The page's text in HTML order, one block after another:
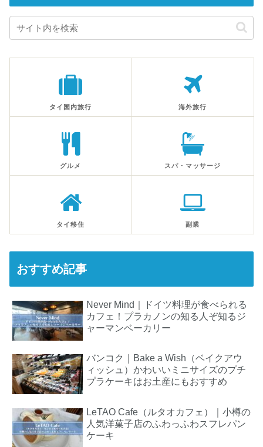
タイ国内旅行 海外旅行
グルメ スパ・マッサージ
タイ移住 副業
おすすめ記事
Never Mind｜ドイツ料理が食べられる
カフェ！プラカノンの知る人ぞ知るジ
ャーマンベーカリー
バンコク｜Bake a Wish（ベイクアウ
ィッシュ）かわいいミニサイズのプチ
プラケーキはお土産にもおすすめ
LeTAO Cafe（ルタオカフェ）｜小樽の
人気洋菓子店のふわっふわスフレパン
ケーキ